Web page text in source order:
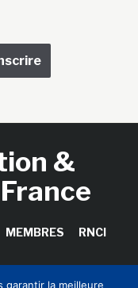
&
MEMBRES
RNCI
garantir la meilleure